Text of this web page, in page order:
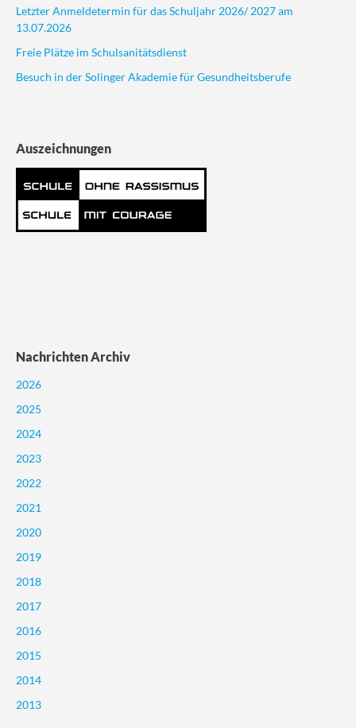
Letzter Anmeldetermin für das Schuljahr 2026/ 2027 am
13.07.2026
Freie Plätze im Schulsanitätsdienst
Besuch in der Solinger Akademie für Gesundheitsberufe
Auszeichnungen
Nachrichten Archiv
2026
2025
2024
2023
2022
2021
2020
2019
2018
2017
2016
2015
2014
2013